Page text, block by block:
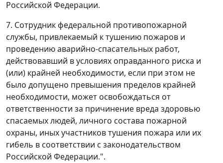
Российской Федерации.
7. Сотрудник федеральной противопожарной
службы, привлекаемый к тушению пожаров и
проведению аварийно-спасательных работ,
действовавший в условиях оправданного риска и
(или) крайней необходимости, если при этом не
было допущено превышения пределов крайней
необходимости, может освобождаться от
ответственности за причинение вреда здоровью
спасаемых людей, личного состава пожарной
охраны, иных участников тушения пожара или их
гибель в соответствии с законодательством
Российской Федерации.".